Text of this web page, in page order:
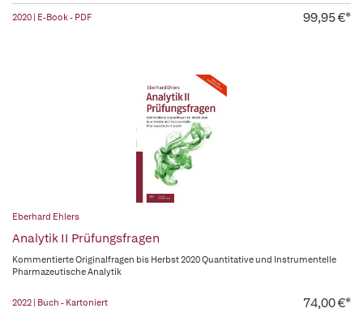
2020 | E-Book - PDF 99,95 €*
Eberhard Ehlers
Analytik II Prüfungsfragen
Kommentierte Originalfragen bis Herbst 2020 Quantitative und Instrumentelle
Pharmazeutische Analytik
2022 | Buch - Kartoniert 74,00 €*